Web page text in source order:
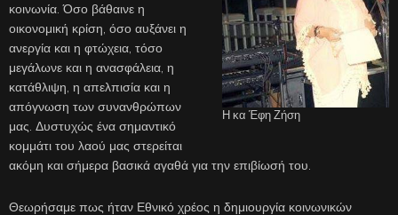
Η κα Έφη Ζήση
κοινωνία. Όσο βάθαινε η
οικονομική κρίση, όσο αυξάνει η
ανεργία και η φτώχεια, τόσο
μεγάλωνε και η ανασφάλεια, η
κατάθλιψη, η απελπισία και η
απόγνωση των συνανθρώπων
μας. Δυστυχώς ένα σημαντικό
κομμάτι του λαού μας στερείται
ακόμη και σήμερα βασικά αγαθά για την επιβίωσή του.
Θεωρήσαμε πως ήταν Εθνικό χρέος η δημιουργία κοινωνικών